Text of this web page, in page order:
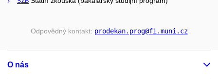
Odpovědný kontakt: prodekan.prog@fi .muni .cz
O nás